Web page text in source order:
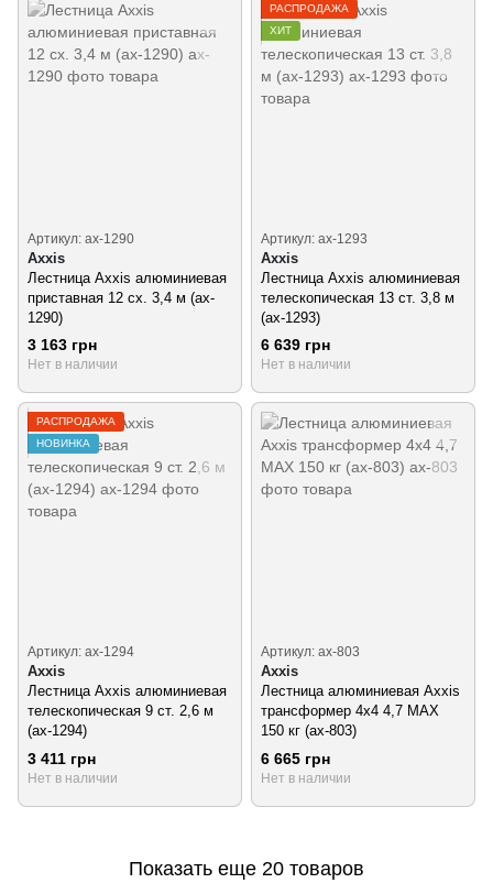
Артикул: ax-1290
Axxis
Лестница Axxis алюминиевая
приставная 12 сх. 3,4 м (ax-
1290)
3 163 грн
Нет в наличии
РАСПРОДАЖА
ХИТ
Артикул: ax-1293
Axxis
Лестница Axxis алюминиевая
телескопическая 13 ст. 3,8 м
(ax-1293)
6 639 грн
Нет в наличии
РАСПРОДАЖА
НОВИНКА
Артикул: ax-1294
Axxis
Лестница Axxis алюминиевая
телескопическая 9 ст. 2,6 м
(ax-1294)
3 411 грн
Нет в наличии
Артикул: ax-803
Axxis
Лестница алюминиевая Axxis
трансформер 4х4 4,7 MAX
150 кг (ax-803)
6 665 грн
Нет в наличии
Показать еще 20 товаров